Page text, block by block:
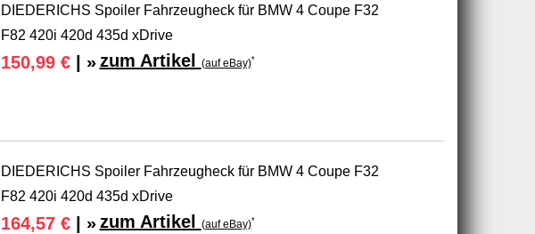
DIEDERICHS Spoiler Fahrzeugheck für BMW 4 Coupe F32
F82 420i 420d 435d xDrive
150,99 €| » zum Artikel (auf eBay)*
DIEDERICHS Spoiler Fahrzeugheck für BMW 4 Coupe F32
F82 420i 420d 435d xDrive
164,57 €| » zum Artikel (auf eBay)*